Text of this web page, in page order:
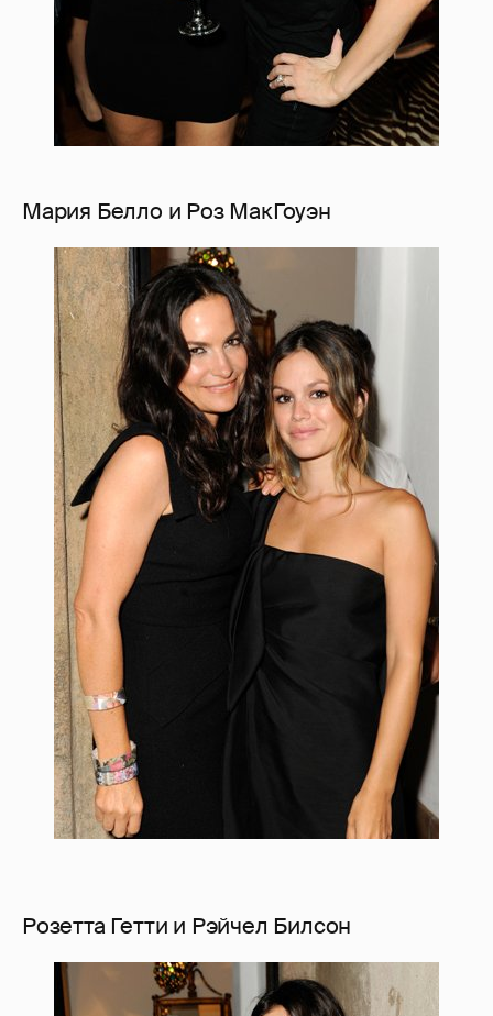
Мария Белло и Роз МакГоуэн
Розетта Гетти и Рэйчел Билсон